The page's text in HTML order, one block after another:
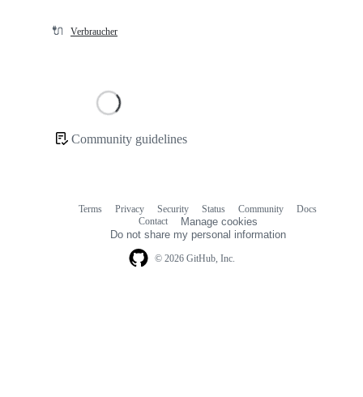
🔌 Verbraucher
Community guidelines
© 2026 GitHub, Inc.
Terms Privacy Security Status Community
Docs
Contact
Manage cookies
Do not share my personal information